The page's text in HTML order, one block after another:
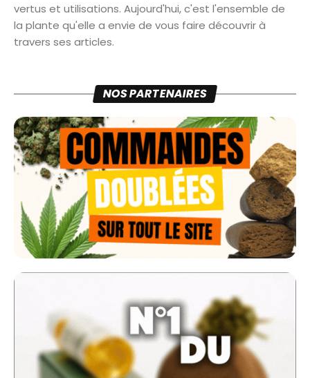
vertus et utilisations. Aujourd'hui, c'est l'ensemble de
la plante qu'elle a envie de vous faire découvrir à
travers ses articles.
NOS PARTENAIRES